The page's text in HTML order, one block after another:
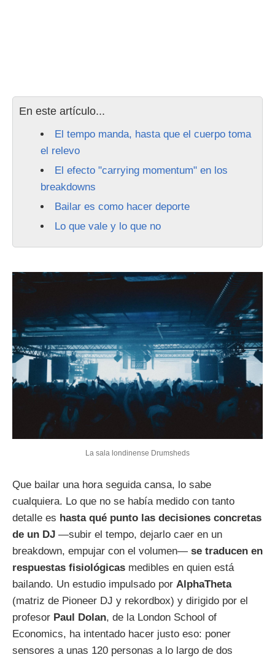
En este artículo...
El tempo manda, hasta que el cuerpo toma
el relevo
El efecto "carrying momentum" en los
breakdowns
Bailar es como hacer deporte
Lo que vale y lo que no
La sala londinense Drumsheds
Que bailar una hora seguida cansa, lo sabe
cualquiera. Lo que no se había medido con tanto
detalle es hasta qué punto las decisiones concretas
de un DJ —subir el tempo, dejarlo caer en un
breakdown, empujar con el volumen— se traducen en
respuestas fisiológicas medibles en quien está
bailando. Un estudio impulsado por AlphaTheta
(matriz de Pioneer DJ y rekordbox) y dirigido por el
profesor Paul Dolan, de la London School of
Economics, ha intentado hacer justo eso: poner
sensores a unas 120 personas a lo largo de dos